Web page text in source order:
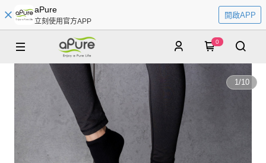
aPure
立刻使用官方APP
開啟APP
0
1/10